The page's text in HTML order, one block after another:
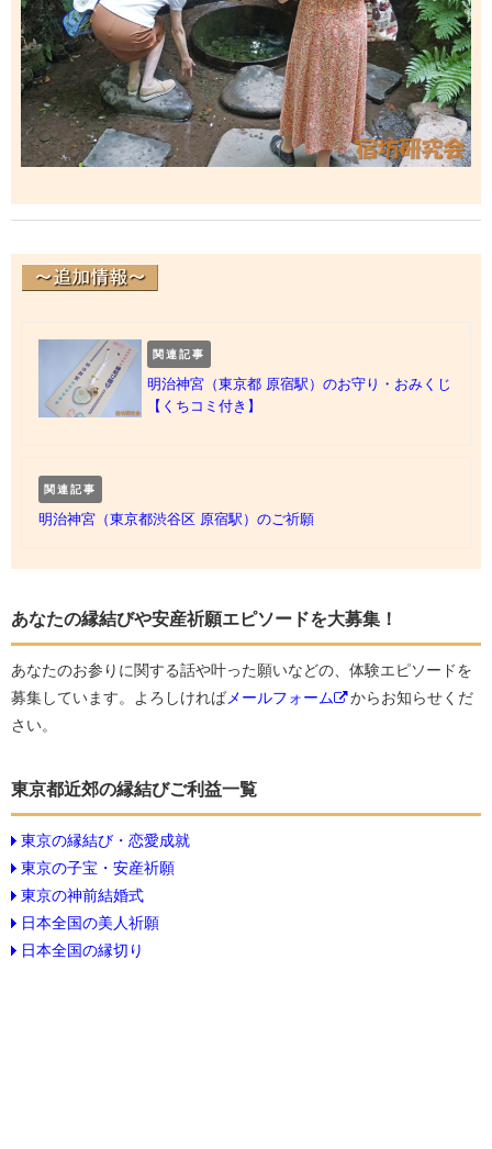
関連記事
明治神宮（東京都 原宿駅）のお守り・おみくじ
【くちコミ付き】
関連記事
明治神宮（東京都渋谷区 原宿駅）のご祈願
あなたの縁結びや安産祈願エピソードを大募集！
あなたのお参りに関する話や叶った願いなどの、体験エピソードを
募集しています。よろしければ メールフォーム
からお知らせくだ
さい。
東京都近郊の縁結びご利益一覧
東京の縁結び・恋愛成就
東京の子宝・安産祈願
東京の神前結婚式
日本全国の美人祈願
日本全国の縁切り